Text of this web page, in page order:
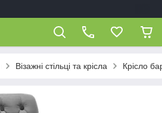
Візажні стільці та крісла Крісло